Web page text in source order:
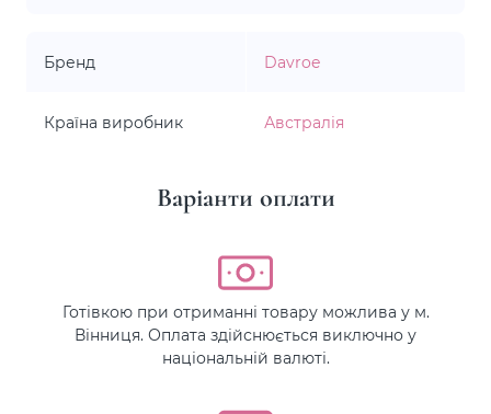
Бренд Davroe
Країна виробник Австралія
Варіанти оплати
Готівкою при отриманні товару можлива у м.
Вінниця. Оплата здійснюється виключно у
національній валюті.